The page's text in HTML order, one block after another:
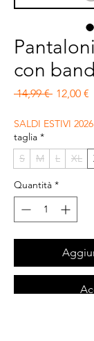
con
14,99 € Prezzo
12,00 €
SALDI ESTIVI 2026
taglia *
S
M L XL
Quantità *